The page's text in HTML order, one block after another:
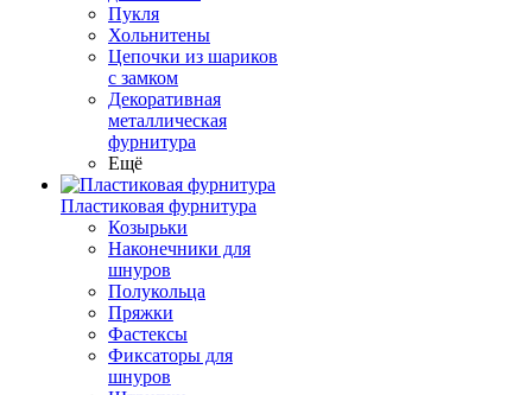
Пукля
Хольнитены
Цепочки из шариков
с замком
Декоративная
металлическая
фурнитура
Ещё
Пластиковая фурнитура
Козырьки
Наконечники для
шнуров
Полукольца
Пряжки
Фастексы
Фиксаторы для
шнуров